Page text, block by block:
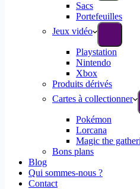
Sacs
Portefeuilles
Jeux vidéo
Playstation
Nintendo
Xbox
Produits dérivés
Cartes à collectionner
Pokémon
Lorcana
Magic the
Bons plans
Blog
Qui sommes-nous ?
Contact